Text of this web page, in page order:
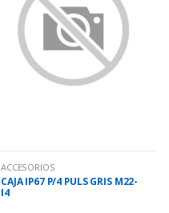
ACCESORIOS
CAJA IP67 P/4 PULS GRIS M22-
I4